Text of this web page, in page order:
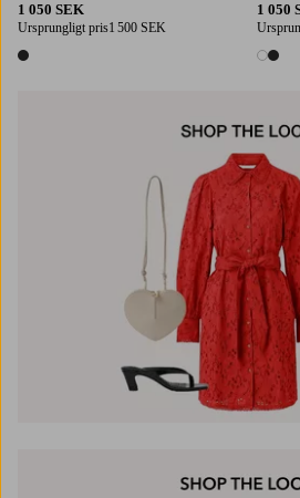
1 050 SEK
Ursprungligt pris1 500 SEK
1 färg
1 050
2 färger